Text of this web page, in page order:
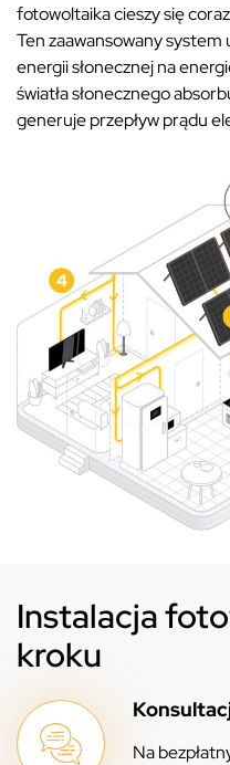
fotowoltaika cieszy się
Ten zaawansowany
energii słonecznej na
światła słonecznego
generuje przepływ prądu
Instalacja
kroku
Na